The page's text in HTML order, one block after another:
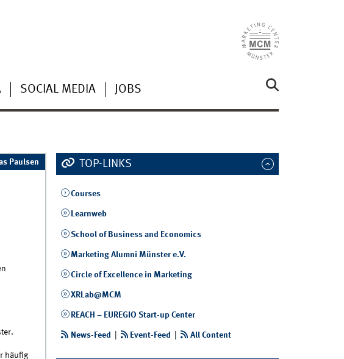
SOCIAL MEDIA JOBS
Paulsen
häufig
TOP-LINKS
Courses
Learnweb
School of Business and Economics
Marketing Alumni Münster e.V.
Circle of Excellence in Marketing
XRLab@MCM
REACH – EUREGIO Start-up Center
News-Feed Event-Feed | All Content